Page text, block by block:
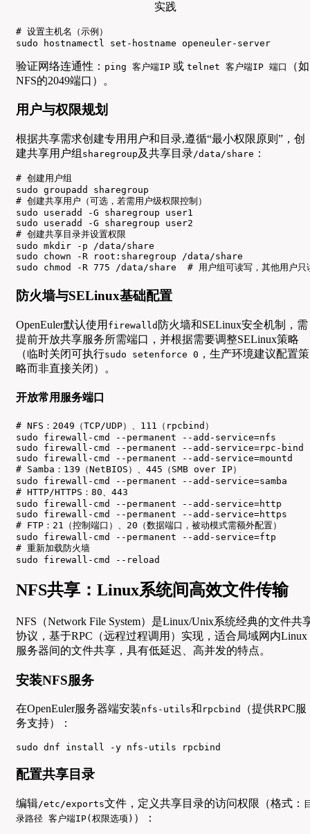
# 设置主机名（示例）
sudo hostnamectl set-hostname openeuler-server
验证网络连通性： ping 客户端IP 或 telnet 客户端IP 端口
（如
NFS的2049端口）。
用户与权限规划
根据共享需求创建专用用户和目录,遵循“最小权限原则”，创
建共享用户组 sharegroup 及共享目录/data/share ：
# 创建用户组
sudo groupadd sharegroup
# 创建共享用户（可选，若需用户级权限控制）
sudo useradd -G sharegroup user1
sudo useradd -G sharegroup user2
# 创建共享目录并设置权限
sudo mkdir -p /data/share
sudo chown -R root:sharegroup /data/share
sudo chmod -R 775 /data/share  # 用户组可读写，其他用户只
防火墙与SELinux基础配置
OpenEuler默认使用 firewalld 防火墙和SELinux安全机制，需
提前开放共享服务所需端口，并根据需要调整SELinux策略
（临时关闭可执行sudo setenforce 0 ，生产环境建议配置策
略而非直接关闭）。
开放常用服务端口
# NFS：2049（TCP/UDP）、111（rpcbind）
sudo firewall-cmd --permanent --add-service=nfs
sudo firewall-cmd --permanent --add-service=rpc-bind
sudo firewall-cmd --permanent --add-service=mountd
# Samba：139（NetBIOS）、445（SMB over IP）
sudo firewall-cmd --permanent --add-service=samba
# HTTP/HTTPS：80、443
sudo firewall-cmd --permanent --add-service=http
sudo firewall-cmd --permanent --add-service=https
# FTP：21（控制端口）、20（数据端口，被动模式需额外配置）
sudo firewall-cmd --permanent --add-service=ftp
# 重新加载防火墙
sudo firewall-cmd --reload
NFS共享：Linux系统间高效文件传输
NFS（Network File System）是Linux/Unix系统经典的文件共
协议，基于RPC（远程过程调用）实现，适合局域网内Linux
服务器间的文件共享，具有低延迟、高并发的特点。
安装NFS服务
在OpenEuler服务器端安装nfs-utils和 rpcbind
（提供RPC服
务支持）：
sudo dnf install -y nfs-utils rpcbind
配置共享目录
编辑/etc/exports文件，定义共享目录的访问权限（格式：
录路径 客户端IP(权限选项) ）：